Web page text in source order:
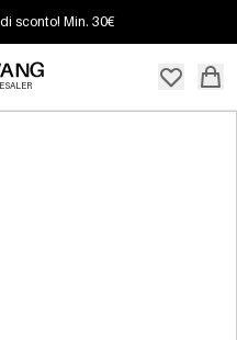
sconto! Min. 30€